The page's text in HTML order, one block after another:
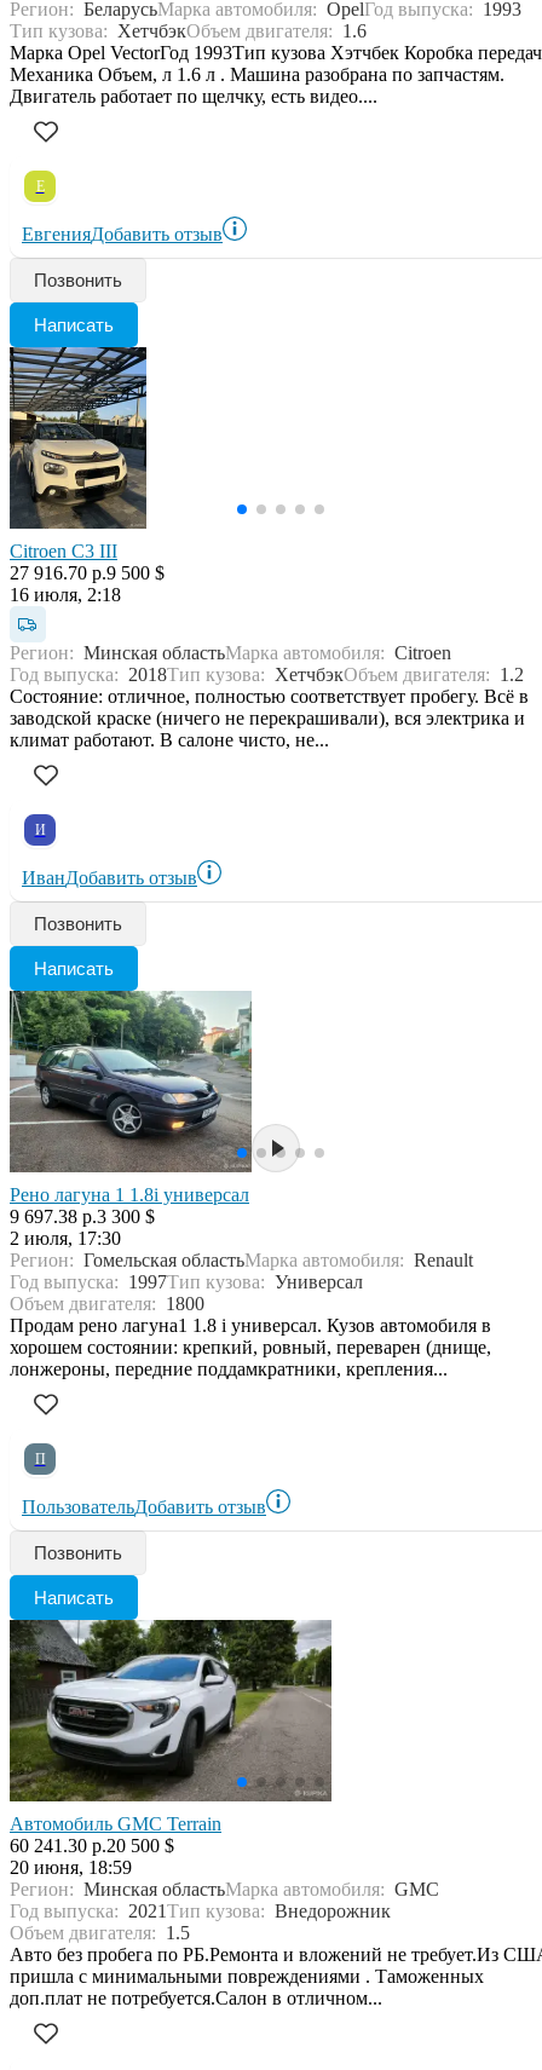
Регион: БеларусьМарка автомобиля: OpelГод выпуска: 1993
Тип кузова: ХетчбэкОбъем двигателя: 1.6
Марка Opel VectorГод 1993Тип кузова Хэтчбек Коробка передач
Механика Объем, л 1.6 л . Машина разобрана по запчастям.
Двигатель работает по щелчку, есть видео....
Е
ЕвгенияДобавить отзыв
Позвонить
Написать
Citroen C3 III
27 916.70 р.9 500 $
16 июля, 2:18
Регион: Минская областьМарка автомобиля: Citroen
Год выпуска: 2018Тип кузова: ХетчбэкОбъем двигателя: 1.2
Состояние: отличное, полностью соответствует пробегу. Всё в
заводской краске (ничего не перекрашивали), вся электрика и
климат работают. В салоне чисто, не...
И
ИванДобавить отзыв
Позвонить
Написать
Рено лагуна 1 1.8i универсал
9 697.38 р.3 300 $
2 июля, 17:30
Регион: Гомельская областьМарка автомобиля: Renault
Год выпуска: 1997Тип кузова: Универсал
Объем двигателя: 1800
Продам рено лагуна1 1.8 i универсал. Кузов автомобиля в
хорошем состоянии: крепкий, ровный, переварен (днище,
лонжероны, передние поддамкратники, крепления...
П
ПользовательДобавить отзыв
Позвонить
Написать
Автомобиль GMC Terrain
60 241.30 р.20 500 $
20 июня, 18:59
Регион: Минская областьМарка автомобиля: GMC
Год выпуска: 2021Тип кузова: Внедорожник
Объем двигателя: 1.5
Авто без пробега по РБ.Ремонта и вложений не требует.Из
пришла с минимальными повреждениями . Таможенных
доп.плат не потребуется.Салон в отличном...